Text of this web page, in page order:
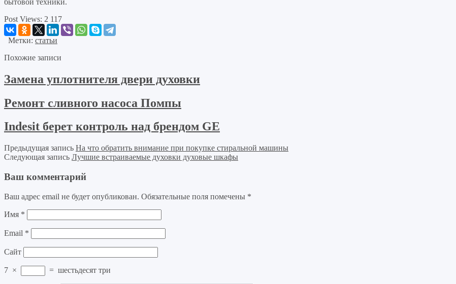
Post Views: 2 117
Метки: статьи
Похожие записи
Замена уплотнителя двери духовки
Ремонт сливного насоса Помпы
Indesit берет контроль над брендом GE
Предыдущая запись На что обратить внимание при покупке стиральной машины
Следующая запись Лучшие встраиваемые духовки духовые шкафы
Ваш комментарий
Ваш адрес email не будет опубликован. Обязательные поля помечены *
Имя *
Email *
Сайт
7 × = шестьдесят три